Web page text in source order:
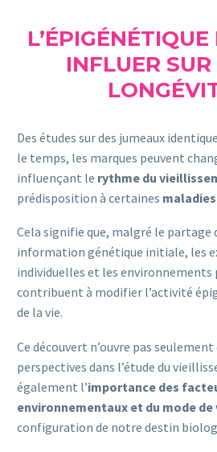
INFLUER
Des études sur des jumeaux
le temps, les marques peuvent
influençant le rythme du
prédisposition à certaines
Cela signifie que, malgré le partage
information génétique initiale, les
individuelles et les environnements
contribuent à modifier l’activité
de la vie.
Ce découvert n’ouvre pas
perspectives dans l’étude du
également l’importance des
environnementaux et du mode de
configuration de notre destin